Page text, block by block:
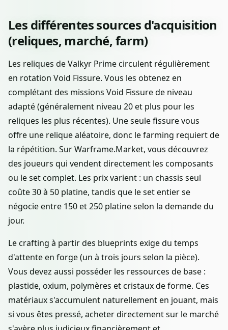
Les différentes sources d'acquisition
(reliques, marché, farm)
Les reliques de Valkyr Prime circulent régulièrement
en rotation Void Fissure. Vous les obtenez en
complétant des missions Void Fissure de niveau
adapté (généralement niveau 20 et plus pour les
reliques les plus récentes). Une seule fissure vous
offre une relique aléatoire, donc le farming requiert de
la répétition. Sur Warframe.Market, vous découvrez
des joueurs qui vendent directement les composants
ou le set complet. Les prix varient : un chassis seul
coûte 30 à 50 platine, tandis que le set entier se
négocie entre 150 et 250 platine selon la demande du
jour.
Le crafting à partir des blueprints exige du temps
d'attente en forge (un à trois jours selon la pièce).
Vous devez aussi posséder les ressources de base :
plastide, oxium, polymères et cristaux de forme. Ces
matériaux s'accumulent naturellement en jouant, mais
si vous êtes pressé, acheter directement sur le marché